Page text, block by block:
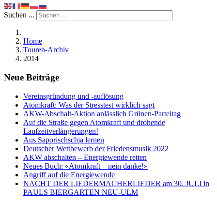
Suchen ...
Home
Touren-Archiv
2014
Neue Beiträge
Vereinsgründung und -auflösung
Atomkraft: Was der Stresstest wirklich sagt
AKW-Abschalt-Aktion anlässlich Grünen-Parteitag
Auf die Straße gegen Atomkraft und drohende
Laufzeitverlängerungen!
Aus Saporischschja lernen
Deutscher Wettbewerb der Friedensmusik 2022
AKW abschalten – Energiewende retten
Neues Buch: «Atomkraft – nein danke!»
Angriff auf die Energiewende
NACHT DER LIEDERMACHERLIEDER am 30. JULI in
PAULS BIERGARTEN NEU-ULM